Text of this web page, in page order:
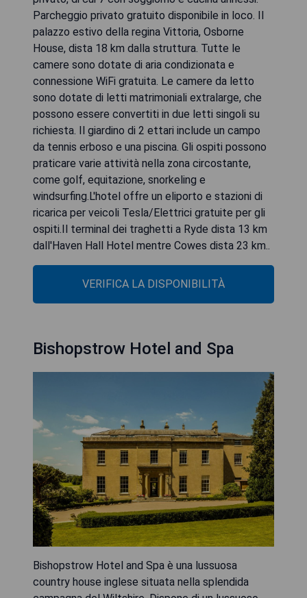
Parcheggio privato gratuito disponibile in loco. Il
palazzo estivo della regina Vittoria, Osborne
House, dista 18 km dalla struttura. Tutte le
camere sono dotate di aria condizionata e
connessione WiFi gratuita. Le camere da letto
sono dotate di letti matrimoniali extralarge, che
possono essere convertiti in due letti singoli su
richiesta. Il giardino di 2 ettari include un campo
da tennis erboso e una piscina. Gli ospiti possono
praticare varie attività nella zona circostante,
come golf, equitazione, snorkeling e
windsurfing.L'hotel offre un eliporto e stazioni di
ricarica per veicoli Tesla/Elettrici gratuite per gli
ospiti.Il terminal dei traghetti a Ryde dista 13 km
dall'Haven Hall Hotel mentre Cowes dista 23 km..
VERIFICA LA DISPONIBILITÀ
Bishopstrow Hotel and Spa
Bishopstrow Hotel and Spa è una lussuosa
country house inglese situata nella splendida